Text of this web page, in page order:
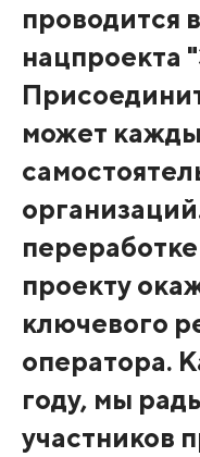
проводится
нацпроекта
может
проекту
ключевого
оператора.
году, мы
участников